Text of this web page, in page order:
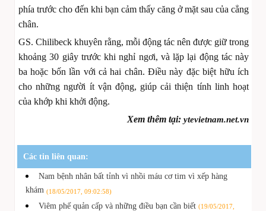
phía trước cho đến khi bạn cảm thấy căng ở mặt sau của cẳng
chân.
GS. Chilibeck khuyên rằng, mỗi động tác nên được giữ trong
khoảng 30 giây trước khi nghỉ ngơi, và lặp lại động tác này
ba hoặc bốn lần với cả hai chân. Điều này đặc biệt hữu ích
cho những người ít vận động, giúp cải thiện tính linh hoạt
của khớp khi khởi động.
Xem thêm tại: ytevietnam.net.vn
Các tin liên quan:
Nam bệnh nhân bất tỉnh vì nhồi máu cơ tim vì xếp hàng
khám (18/05/2017, 09:02:58)
Viêm phế quản cấp và những điều bạn cần biết (19/05/2017,